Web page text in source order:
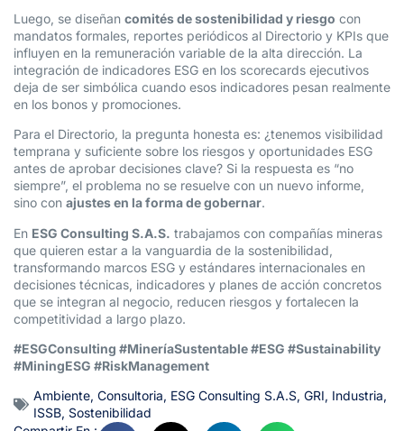
Luego, se diseñan comités de sostenibilidad y riesgo con
mandatos formales, reportes periódicos al Directorio y KPIs que
influyen en la remuneración variable de la alta dirección. La
integración de indicadores ESG en los scorecards ejecutivos
deja de ser simbólica cuando esos indicadores pesan realmente
en los bonos y promociones.
Para el Directorio, la pregunta honesta es: ¿tenemos visibilidad
temprana y suficiente sobre los riesgos y oportunidades ESG
antes de aprobar decisiones clave? Si la respuesta es “no
siempre”, el problema no se resuelve con un nuevo informe,
sino con ajustes en la forma de gobernar.
En ESG Consulting S.A.S. trabajamos con compañías mineras
que quieren estar a la vanguardia de la sostenibilidad,
transformando marcos ESG y estándares internacionales en
decisiones técnicas, indicadores y planes de acción concretos
que se integran al negocio, reducen riesgos y fortalecen la
competitividad a largo plazo.
#ESGConsulting #MineríaSustentable #ESG #Sustainability
#MiningESG #RiskManagement
Ambiente, Consultoria, ESG Consulting S.A.S, GRI, Industria,
ISSB, Sostenibilidad